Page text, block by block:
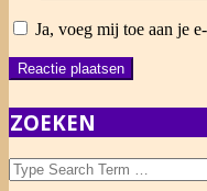
Ja, voeg mij toe aan je
ZOEKEN
Search